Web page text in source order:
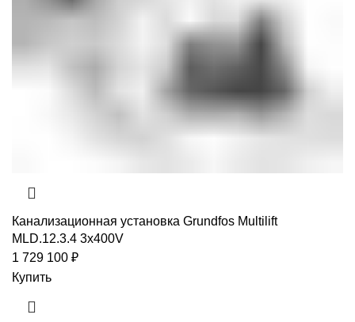
Канализационная установка Grundfos Multilift
MLD.12.3.4 3x400V
1 729 100 ₽
Купить